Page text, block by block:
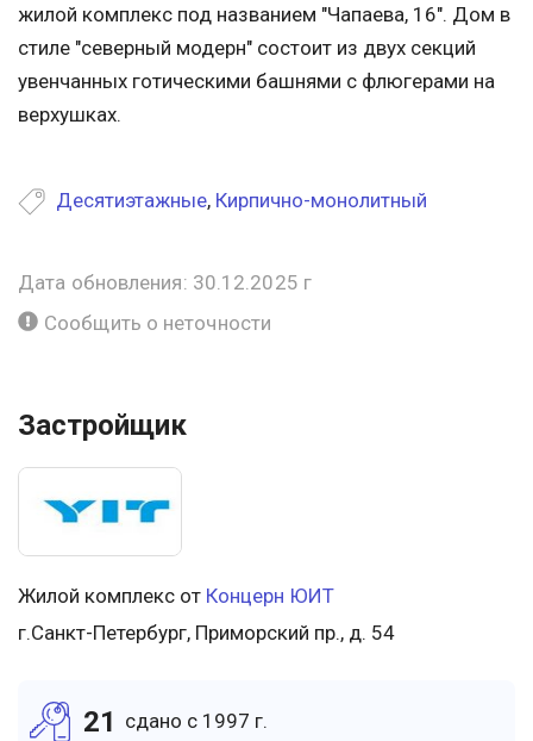
жилой комплекс под названием "Чапаева, 16". Дом в
стиле "северный модерн" состоит из двух секций
увенчанных готическими башнями с флюгерами на
верхушках.
Десятиэтажные, Кирпично-монолитный
Дата обновления: 30.12.2025 г
Сообщить о неточности
Застройщик
Жилой комплекс от Концерн ЮИТ
г.Санкт-Петербург, Приморский пр., д. 54
21 cдано c 1997 г.